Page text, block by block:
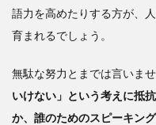
語力を高めたりする方が、
育まれるでしょう。
無駄な努力とまでは言いませ
いけない」という考えに抵
か、誰のためのスピーキン